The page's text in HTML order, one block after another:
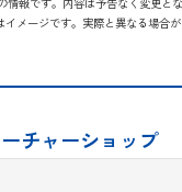
報です。内容は予告なく変更とな
メージです。実際と異なる場合が
チャーショップ